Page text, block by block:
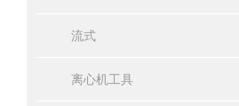
流式
离心机工具